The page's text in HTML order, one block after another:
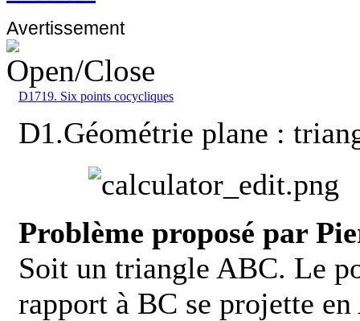
Avertissement
D1719. Six points cocycliques
D1.Géométrie plane :
Problème proposé par
Soit un triangle ABC. Le
rapport à BC se projette en